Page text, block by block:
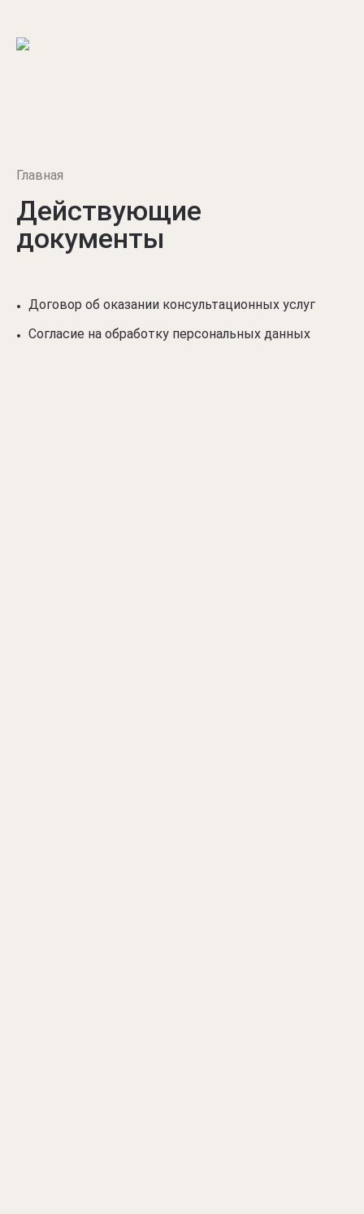
Главная
Действующие
документы
Договор об оказании консультационных услуг
Согласие на обработку персональных данных